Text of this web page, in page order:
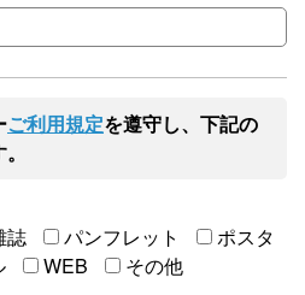
ご利用規定を遵守し、下記の
誌 パンフレット
ポスタ
WEB その他